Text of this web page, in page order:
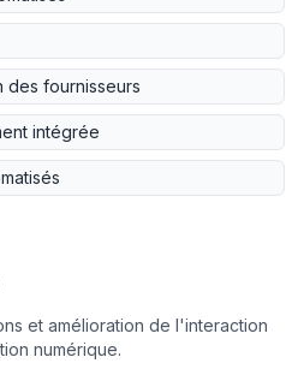
des fournisseurs
intégrée
et amélioration de l'interaction
numérique.